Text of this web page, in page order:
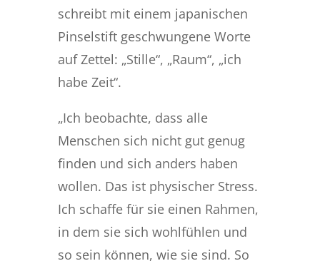
schreibt mit einem japanischen
Pinselstift geschwungene Worte
auf Zettel: „Stille“, „Raum“, „ich
habe Zeit“.
„Ich beobachte, dass alle
Menschen sich nicht gut genug
finden und sich anders haben
wollen. Das ist physischer Stress.
Ich schaffe für sie einen Rahmen,
in dem sie sich wohlfühlen und
so sein können, wie sie sind. So